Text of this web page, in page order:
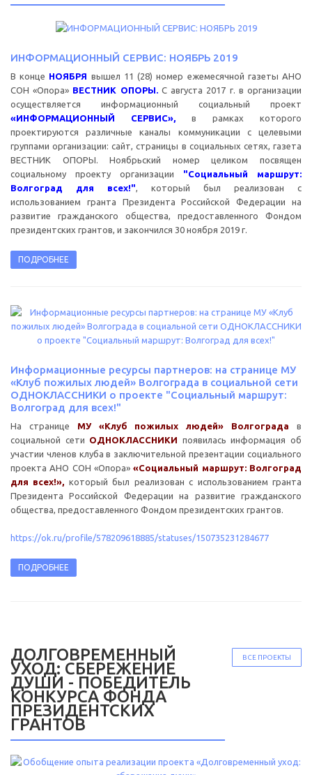
ИНФОРМАЦИОННЫЙ СЕРВИС: НОЯБРЬ 2019
В конце НОЯБРЯ вышел 11 (28) номер ежемесячной газеты АНО
СОН «Опора» ВЕСТНИК ОПОРЫ.
С августа 2017 г. в организации
осуществляется информационный социальный проект
«ИНФОРМАЦИОННЫЙ СЕРВИС»,
в рамках которого
проектируются различные каналы коммуникации с целевыми
группами организации: сайт, страницы в социальных сетях, газета
ВЕСТНИК ОПОРЫ. Ноябрьский номер целиком посвящен
социальному проекту организации "Социальный маршрут:
Волгоград для всех!" , который был реализован с
использованием гранта Президента Российской Федерации на
развитие гражданского общества, предоставленного Фондом
президентских грантов, и закончился 30 ноября 2019 г.
ПОДРОБНЕЕ
Информационные ресурсы партнеров: на странице МУ
«Клуб пожилых людей» Волгограда в социальной сети
ОДНОКЛАССНИКИ о проекте "Социальный маршрут:
Волгоград для всех!"
На странице МУ «Клуб пожилых людей» Волгограда в
социальной сети ОДНОКЛАССНИКИ появилась информация об
участии членов клуба в заключительной презентации социального
проекта АНО СОН «Опора» «Социальный маршрут: Волгоград
для всех!»,
который был реализован с использованием гранта
Президента Российской Федерации на развитие гражданского
общества, предоставленного Фондом президентских грантов.
https://ok.ru/profile/578209618885/statuses/150735231284677
ПОДРОБНЕЕ
ВСЕ ПРОЕКТЫ
ДОЛГОВРЕМЕННЫЙ
УХОД: СБЕРЕЖЕНИЕ
ДУШИ - ПОБЕДИТЕЛЬ
КОНКУРСА ФОНДА
ПРЕЗИДЕНТСКИХ
ГРАНТОВ